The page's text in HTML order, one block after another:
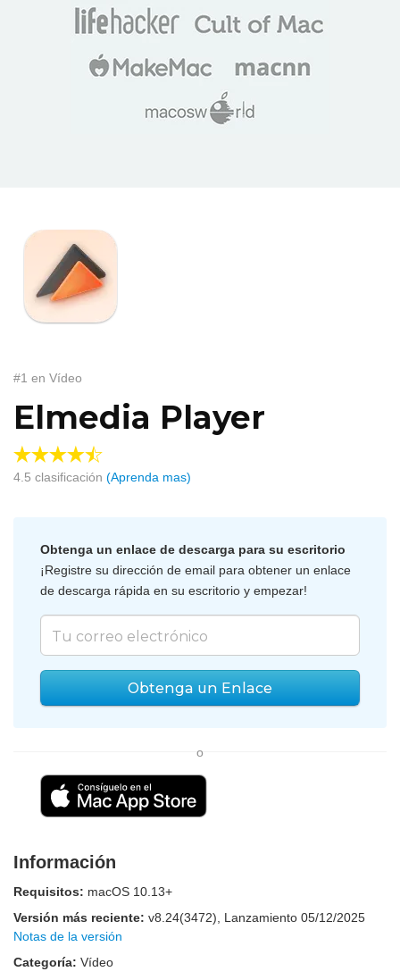
#1 en Vídeo
Elmedia Player
4.5 clasificación (Aprenda mas)
Obtenga un enlace de descarga para su escritorio
¡Registre su dirección de email para obtener un enlace
de descarga rápida en su escritorio y empezar!
Obtenga un Enlace
o
Información
Requisitos: macOS 10.13+
Versión más reciente: v8.24(3472) , Lanzamiento 05/12/2025
Notas de la versión
Categoría: Vídeo